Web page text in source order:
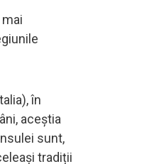
în
aceștia
sunt,
tradiții